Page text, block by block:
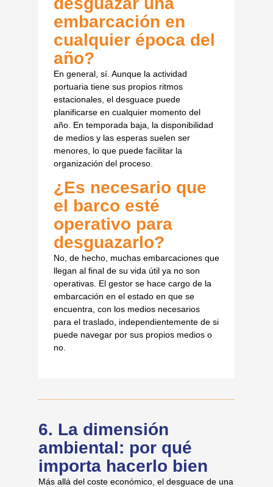
embarcación en
cualquier época del
año?
En general, sí. Aunque la actividad
portuaria tiene sus propios ritmos
estacionales, el desguace puede
planificarse en cualquier momento del
año. En temporada baja, la disponibilidad
de medios y las esperas suelen ser
menores, lo que puede facilitar la
organización del proceso.
¿Es necesario que
el barco esté
operativo para
desguazarlo?
No, de hecho, muchas embarcaciones que
llegan al final de su vida útil ya no son
operativas. El gestor se hace cargo de la
embarcación en el estado en que se
encuentra, con los medios necesarios
para el traslado, independientemente de si
puede navegar por sus propios medios o
no.
6. La dimensión
ambiental: por qué
importa hacerlo bien
Más allá del coste económico, el desguace de una